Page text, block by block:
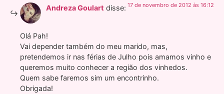
Andreza Goulart disse: 17 de novembro de 2012 às 16:12
Olá Pah!
Vai depender também do meu marido, mas,
pretendemos ir nas férias de Julho pois amamos vinho e
queremos muito conhecer a região dos vinhedos.
Quem sabe faremos sim um encontrinho.
Obrigada!